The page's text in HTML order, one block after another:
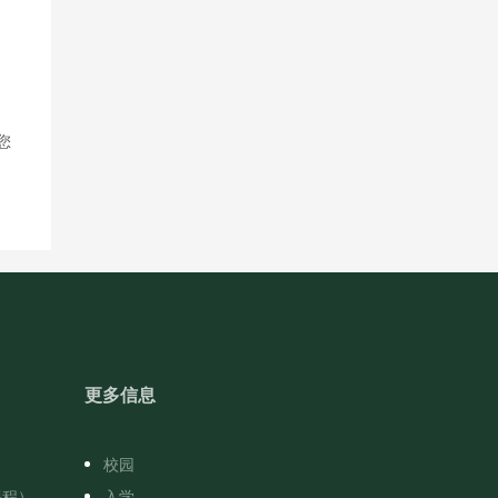
更多信息
校园